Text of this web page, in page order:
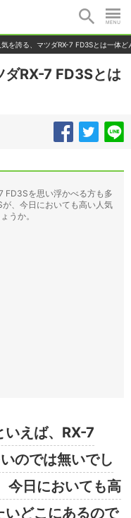
を誇る、マツダRX-7 FD3Sとは一体ど
ダRX-7 FD3Sとは
FD3Sを思い浮かべる方も多
、今日においても高い人気
うか。
いえば、RX-7
のでは無いでし
今日においても高
いどこにあるので